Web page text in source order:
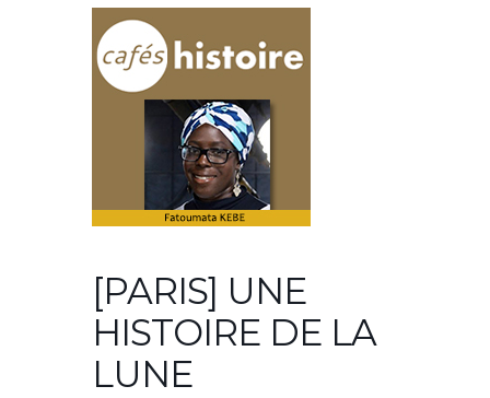
[PARIS] UNE
HISTOIRE DE LA
LUNE